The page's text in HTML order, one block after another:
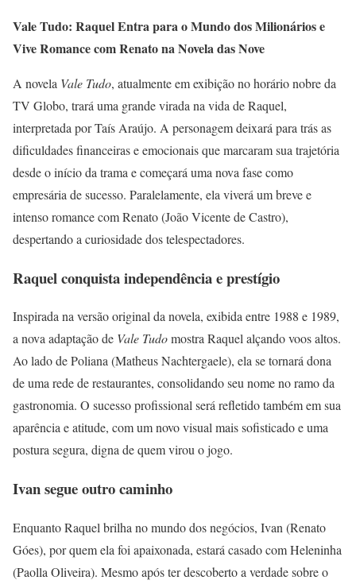
Vale Tudo: Raquel Entra para o Mundo dos Milionários e
Vive Romance com Renato na Novela das Nove
A novela Vale Tudo, atualmente em exibição no horário nobre da
TV Globo, trará uma grande virada na vida de Raquel,
interpretada por Taís Araújo. A personagem deixará para trás as
dificuldades financeiras e emocionais que marcaram sua trajetória
desde o início da trama e começará uma nova fase como
empresária de sucesso. Paralelamente, ela viverá um breve e
intenso romance com Renato (João Vicente de Castro),
despertando a curiosidade dos telespectadores.
Raquel conquista independência e prestígio
Inspirada na versão original da novela, exibida entre 1988 e 1989,
a nova adaptação de Vale Tudomostra Raquel alçando voos altos.
Ao lado de Poliana (Matheus Nachtergaele), ela se tornará dona
de uma rede de restaurantes, consolidando seu nome no ramo da
gastronomia. O sucesso profissional será refletido também em sua
aparência e atitude, com um novo visual mais sofisticado e uma
postura segura, digna de quem virou o jogo.
Ivan segue outro caminho
Enquanto Raquel brilha no mundo dos negócios, Ivan (Renato
Góes), por quem ela foi apaixonada, estará casado com Heleninha
(Paolla Oliveira). Mesmo após ter descoberto a verdade sobre o